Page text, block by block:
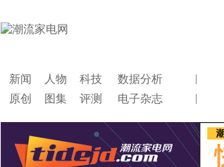
新闻 人物 科技 数据分析 |
原创
图集 评测 电子杂志 |